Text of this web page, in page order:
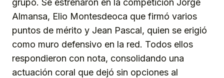
Almansa, Elio Montesdeoca que firmó varios
puntos de mérito y Jean Pascal, quien se erigió
como muro defensivo en la red. Todos ellos
respondieron con nota, consolidando una
actuación coral que dejó sin opciones al